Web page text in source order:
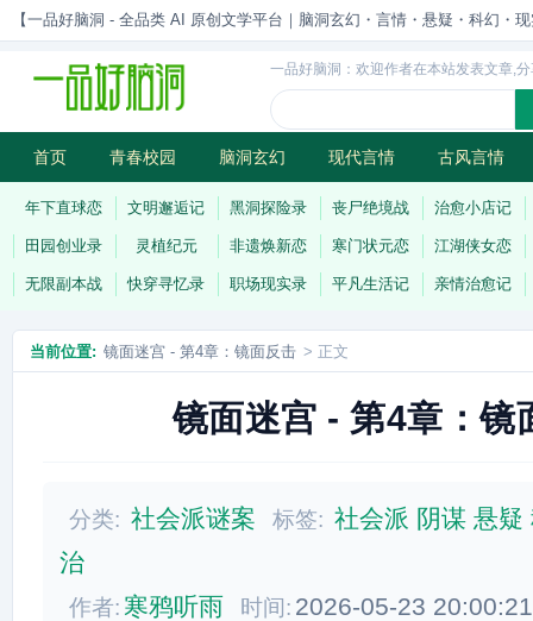
【一品好脑洞 - 全品类 AI 原创文学平台｜脑洞玄幻・言情・悬疑・科幻・
一品好脑洞：欢迎作者在本站发表文章,
首页 青春校园 脑洞玄幻 现代言情 古风言情
历史权谋 武侠江湖 灵异志怪 连载
年下直球恋 文明邂逅记 黑洞探险录 丧尸绝境战 治愈小店记
田园创业录 灵植纪元 非遗焕新恋 寒门状元恋 江湖侠女恋
无限副本战 快穿寻忆录 职场现实录 平凡生活记 亲情治愈记
当前位置: 镜面迷宫 - 第4章：镜面反击 > 正文
镜面迷宫 - 第4章：镜
分类: 社会派谜案 标签: 社会派 阴谋 悬疑
治
作者: 寒鸦听雨 时间: 2026-05-23